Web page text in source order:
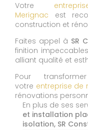
Votre
Merignac est
construction et
Faites appel à SR
finition
alliant qualité et
Pour
votre entreprise de
rénovations
En plus de ses
et installation
isolation, SR